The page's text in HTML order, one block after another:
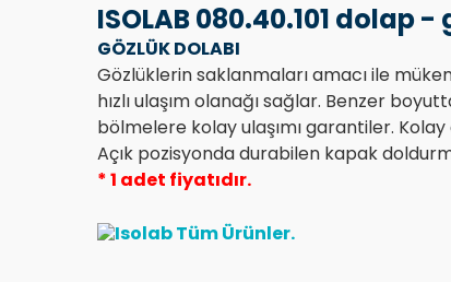
ISOLAB 080.40.101 dolap
GÖZLÜK DOLABI
Gözlüklerin saklanmaları amacı ile
hızlı ulaşım olanağı sağlar. Benzer
bölmelere kolay ulaşımı garantiler.
Açık pozisyonda durabilen kapak
* 1 adet fiyatıdır.